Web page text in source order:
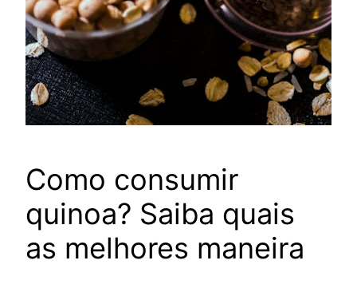
Como consumir
quinoa? Saiba quais
as melhores maneira